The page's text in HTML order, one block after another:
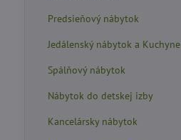
Predsieňový nábytok
Jedálenský nábytok a Kuchyne
Spálňový nábytok
Nábytok do detskej izby
Kancelársky nábytok